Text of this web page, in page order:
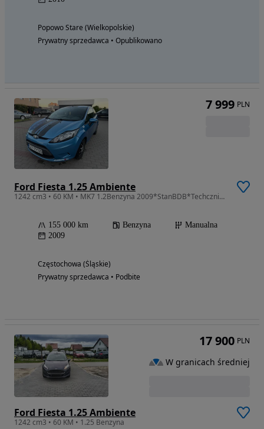
Popowo Stare (Wielkopolskie)
Prywatny sprzedawca • Opublikowano
Ford Fiesta 1.25 Ambiente
1242 cm3 • 60 KM • MK7 1.2Benzyna 2009*StanBDB*TechcznieCalkowiceSprawny*DlugieOplaty
155 000 km Benzyna
Manualna
2009
Częstochowa (Śląskie)
Prywatny sprzedawca • Podbite
7 999 PLN
Ford Fiesta 1.25 Ambiente
1242 cm3 • 60 KM • 1.25 Benzyna
17 900 PLN
W granicach średniej